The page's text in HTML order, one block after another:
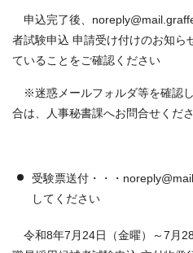
申込完了後、
者試験申込 申請受け付けのお知ら
ていることをご確認ください
※迷惑メールフォルダ等を確認
合は、人事秘書課へお問合せくだ
受験票送付・・・
してください
令和8年7月24日（金曜）～7月